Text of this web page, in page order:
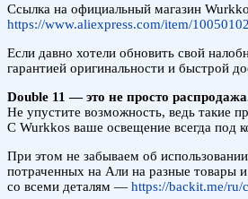
Ссылка на официальный магазин
https://www.aliexpress.com/item/
Если давно хотели обновить свой
гарантией оригинальности и быстрой
Double 11 — это не просто
Не упустите возможность, ведь такие
С Wurkkos ваше освещение всегда
При этом не забываем об
потраченных на Али на разные товары
со всеми деталям — https://backit.me/ru/